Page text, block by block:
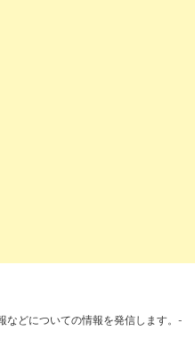
などについての情報を発信します。-